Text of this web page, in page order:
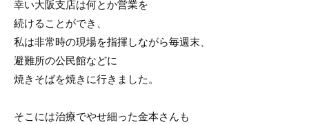
幸い大阪支店は何とか営業を
続けることができ、
私は非常時の現場を指揮しながら毎週末、
避難所の公民館などに
焼きそばを焼きに行きました。
そこには治療でやせ細った金本さんも